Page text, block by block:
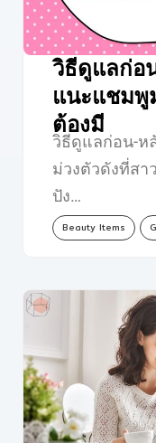
วิธีดูแลก่อ
แนะแชมพู
ต้องมี
วิธีดูแลก่อน-ห
ม่วงตัวดังที่ส
ปัง…
Beauty Items